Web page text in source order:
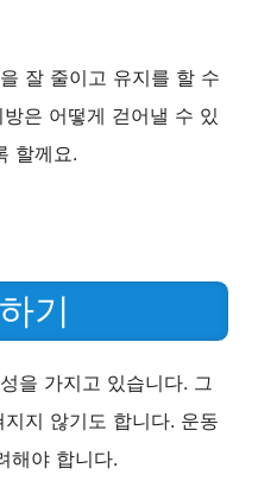
잘 줄이고 유지를 할 수
은 어떻게 걷어낼 수 있
할께요.
기
을 가지고 있습니다. 그
지 않기도 합니다. 운동
해야 합니다.